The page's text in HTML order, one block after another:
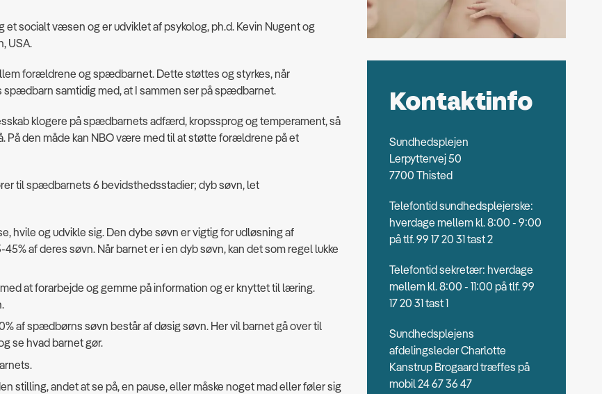
socialt væsen og er udviklet af psykolog, ph.d. Kevin Nugent og
USA.
forældrene og spædbarnet. Dette støttes og styrkes, når
samtidig med, at I sammen ser på spædbarnet.
klogere på spædbarnets adfærd, kropssprog og temperament, så
På den måde kan NBO være med til at støtte forældrene på et
til spædbarnets 6 bevidsthedsstadier; dyb søvn, let
hvile og udvikle sig. Den dybe søvn er vigtig for udløsning af
af deres søvn. Når barnet er i en dyb søvn, kan det som regel lukke
at forarbejde og gemme på information og er knyttet til læring.
af spædbørns søvn består af døsig søvn. Her vil barnet gå over til
se hvad barnet gør.
stilling, andet at se på, en pause, eller måske noget mad eller føler sig
Kontaktinfo
Sundhedsplejen
Lerpyttervej 50
7700 Thisted
Telefontid sundhedsplejerske:
hverdage mellem kl. 8:00 - 9:00
på tlf. 99 17 20 31 tast 2
Telefontid sekretær: hverdage
mellem kl. 8:00 - 11:00 på tlf. 99
17 20 31 tast 1
Sundhedsplejens
afdelingsleder Charlotte
Kanstrup Brogaard træffes på
mobil 24 67 36 47